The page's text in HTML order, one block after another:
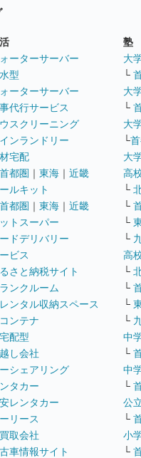
ーターサーバー
型
ーターサーバー
代行サービス
スクリーニング
ンランドリー
宅配
首都圏 ｜ 東海 ｜ 近畿
ルキット
首都圏 ｜ 東海 ｜ 近畿
トスーパー
ドデリバリー
ビス
さと納税サイト
ランクルーム
レンタル収納スペース
コンテナ
宅配型
し会社
シェアリング
タカー
レンタカー
リース
取会社
車情報サイト
塾
大
└
大
└
大
└
大
高
└
└
└
└
高
└
└
└
└
中
└
中
└
公
└
小
└